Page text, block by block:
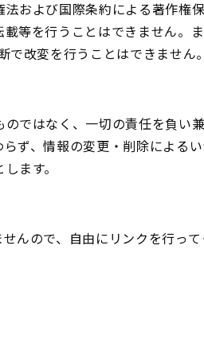
および国際条約による著作権
等を行うことはできません。
改変を行うことはできません。
ではなく、一切の責任を負い
ず、情報の変更・削除による
ます。
んので、自由にリンクを行って